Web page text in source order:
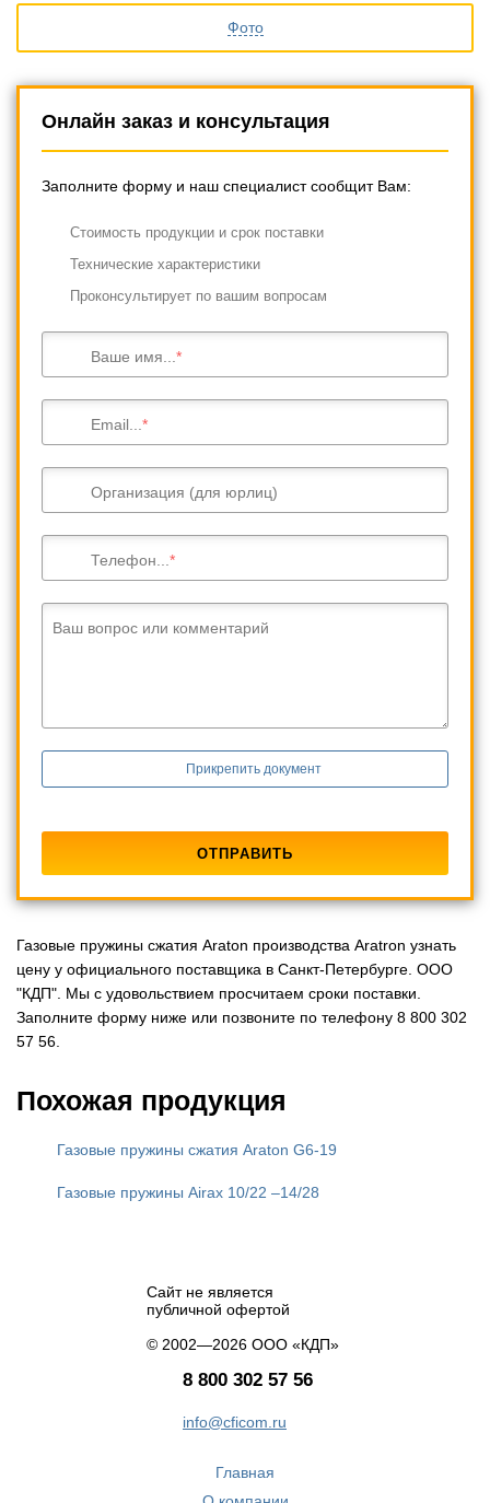
Фото
Онлайн заказ и консультация
Заполните форму и наш специалист сообщит Вам:
Cтоимость продукции и срок поставки
Технические характеристики
Проконсультирует по вашим вопросам
Ваше имя...
Email...
Организация (для юрлиц)
Телефон...
Ваш вопрос или комментарий
Прикрепить документ
Газовые пружины сжатия Araton производства Aratron узнать
цену у официального поставщика в Санкт-Петербурге. ООО
"КДП". Мы с удовольствием просчитаем сроки поставки.
Заполните форму ниже или позвоните по телефону 8 800 302
57 56.
Похожая продукция
Газовые пружины сжатия Araton G6-19
Газовые пружины Airax 10/22 –14/28
Сайт не является
публичной офертой
© 2002—2026 ООО «КДП»
8 800 302 57 56
info@cficom.ru
Главная